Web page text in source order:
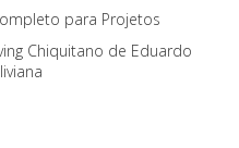
para Projetos
Chiquitano de Eduardo